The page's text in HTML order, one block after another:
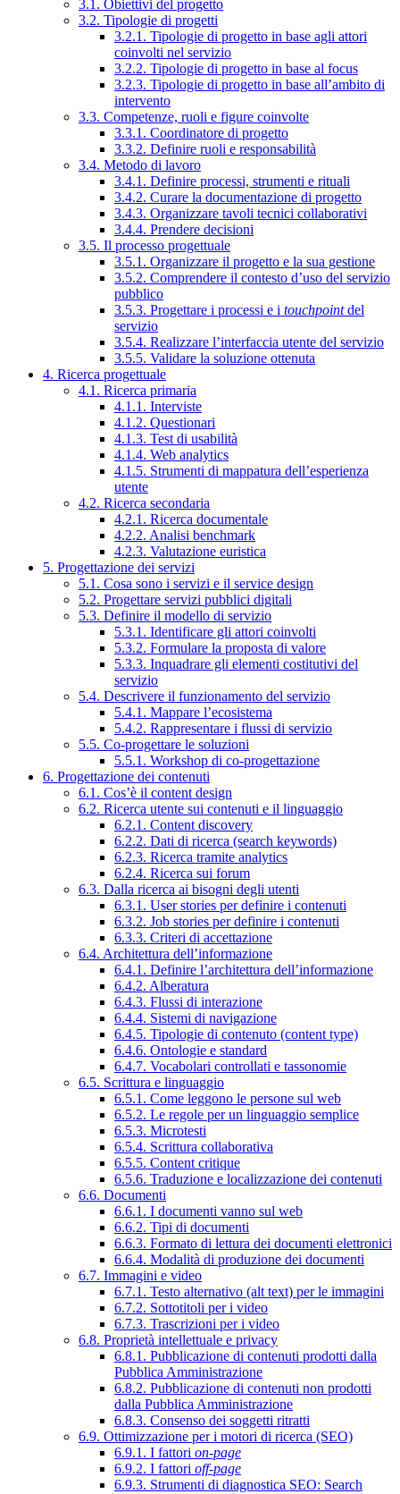
3.1. Obiettivi del progetto
3.2. Tipologie di progetti
3.2.1. Tipologie di progetto in base agli attori
coinvolti nel servizio
3.2.2. Tipologie di progetto in base al focus
3.2.3. Tipologie di progetto in base all’ambito di
intervento
3.3. Competenze, ruoli e figure coinvolte
3.3.1. Coordinatore di progetto
3.3.2. Definire ruoli e responsabilità
3.4. Metodo di lavoro
3.4.1. Definire processi, strumenti e rituali
3.4.2. Curare la documentazione di progetto
3.4.3. Organizzare tavoli tecnici collaborativi
3.4.4. Prendere decisioni
3.5. Il processo progettuale
3.5.1. Organizzare il progetto e la sua gestione
3.5.2. Comprendere il contesto d’uso del servizio
pubblico
3.5.3. Progettare i processi e i touchpointdel
servizio
3.5.4. Realizzare l’interfaccia utente del servizio
3.5.5. Validare la soluzione ottenuta
4. Ricerca progettuale
4.1. Ricerca primaria
4.1.1. Interviste
4.1.2. Questionari
4.1.3. Test di usabilità
4.1.4. Web analytics
4.1.5. Strumenti di mappatura dell’esperienza
utente
4.2. Ricerca secondaria
4.2.1. Ricerca documentale
4.2.2. Analisi benchmark
4.2.3. Valutazione euristica
5. Progettazione dei servizi
5.1. Cosa sono i servizi e il service design
5.2. Progettare servizi pubblici digitali
5.3. Definire il modello di servizio
5.3.1. Identificare gli attori coinvolti
5.3.2. Formulare la proposta di valore
5.3.3. Inquadrare gli elementi costitutivi del
servizio
5.4. Descrivere il funzionamento del servizio
5.4.1. Mappare l’ecosistema
5.4.2. Rappresentare i flussi di servizio
5.5. Co-progettare le soluzioni
5.5.1. Workshop di co-progettazione
6. Progettazione dei contenuti
6.1. Cos’è il content design
6.2. Ricerca utente sui contenuti e il linguaggio
6.2.1. Content discovery
6.2.2. Dati di ricerca (search keywords)
6.2.3. Ricerca tramite analytics
6.2.4. Ricerca sui forum
6.3. Dalla ricerca ai bisogni degli utenti
6.3.1. User stories per definire i contenuti
6.3.2. Job stories per definire i contenuti
6.3.3. Criteri di accettazione
6.4. Architettura dell’informazione
6.4.1. Definire l’architettura dell’informazione
6.4.2. Alberatura
6.4.3. Flussi di interazione
6.4.4. Sistemi di navigazione
6.4.5. Tipologie di contenuto (content type)
6.4.6. Ontologie e standard
6.4.7. Vocabolari controllati e tassonomie
6.5. Scrittura e linguaggio
6.5.1. Come leggono le persone sul web
6.5.2. Le regole per un linguaggio semplice
6.5.3. Microtesti
6.5.4. Scrittura collaborativa
6.5.5. Content critique
6.5.6. Traduzione e localizzazione dei contenuti
6.6. Documenti
6.6.1. I documenti vanno sul web
6.6.2. Tipi di documenti
6.6.3. Formato di lettura dei documenti elettronici
6.6.4. Modalità di produzione dei documenti
6.7. Immagini e video
6.7.1. Testo alternativo (alt text) per le immagini
6.7.2. Sottotitoli per i video
6.7.3. Trascrizioni per i video
6.8. Proprietà intellettuale e privacy
6.8.1. Pubblicazione di contenuti prodotti dalla
Pubblica Amministrazione
6.8.2. Pubblicazione di contenuti non prodotti
dalla Pubblica Amministrazione
6.8.3. Consenso dei soggetti ritratti
6.9. Ottimizzazione per i motori di ricerca (SEO)
6.9.1. I fattori on-page
6.9.2. I fattori off-page
6.9.3. Strumenti di diagnostica SEO: Search